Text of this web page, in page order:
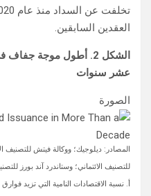
العقدين السابقين.
الشكل 2. أطول موجة
عشر سنوات
الصورة
المصادر: ديلوجيك؛ ووكالة فيتش للتصنيف
للتصنيف الائتماني؛ وستاندرد آند بورز